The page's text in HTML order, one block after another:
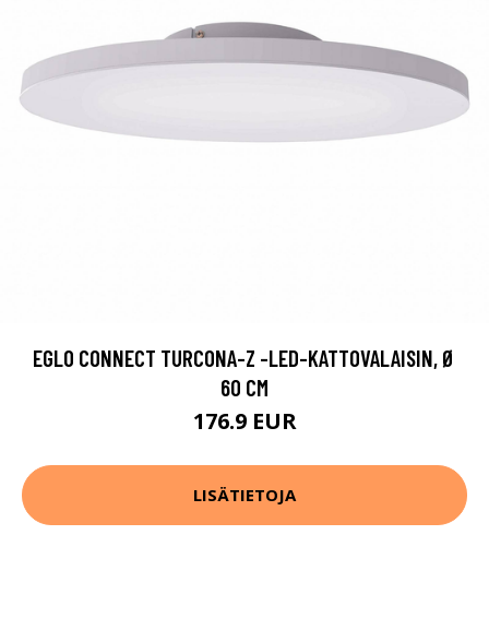
EGLO CONNECT TURCONA-Z -LED-KATTOVALAISIN, Ø
60 CM
176.9 EUR
LISÄTIETOJA